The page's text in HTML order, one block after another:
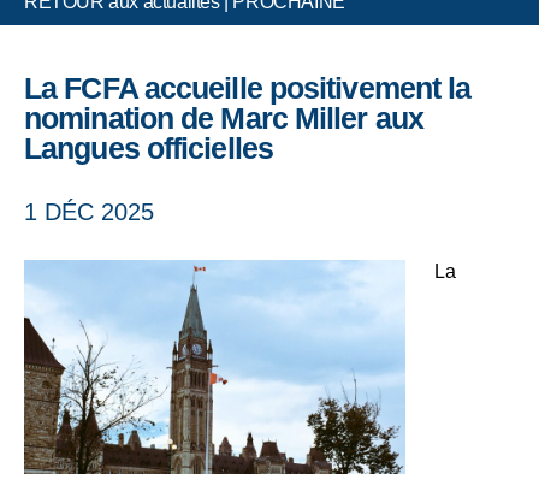
La FCFA accueille positivement la
nomination de Marc Miller aux
Langues officielles
1 DÉC 2025
La